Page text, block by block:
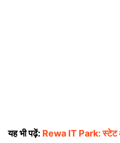
यह भी पढ़ें: Rewa IT Park: स्टेट